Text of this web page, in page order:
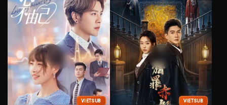
VIETSUB VIETSUB